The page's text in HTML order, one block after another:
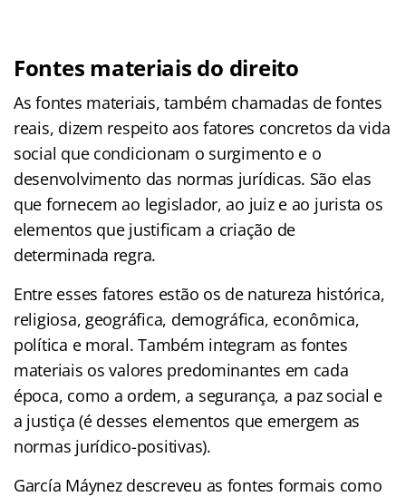
Fontes materiais do direito
As fontes materiais, também chamadas de fontes
reais, dizem respeito aos fatores concretos da vida
social que condicionam o surgimento e o
desenvolvimento das normas jurídicas. São elas
que fornecem ao legislador, ao juiz e ao jurista os
elementos que justificam a criação de
determinada regra.
Entre esses fatores estão os de natureza histórica,
religiosa, geográfica, demográfica, econômica,
política e moral. Também integram as fontes
materiais os valores predominantes em cada
época, como a ordem, a segurança, a paz social e
a justiça (é desses elementos que emergem as
normas jurídico-positivas).
García Máynez descreveu as fontes formais como